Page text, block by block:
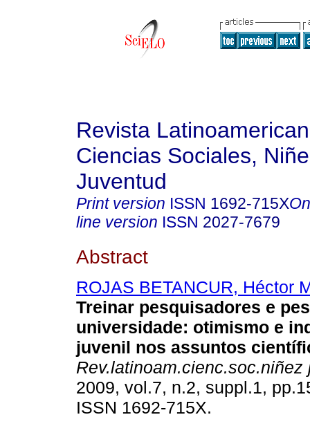
Revista
Ciencias Sociales,
Juventud
Print version ISSN 1692-715X
line version ISSN 2027-7679
Abstract
ROJAS BETANCUR, Héctor
Treinar pesquisadores e
universidade: otimismo e
juvenil nos assuntos
Rev.latinoam.cienc.soc.niñez
2009, vol.7, n.2, suppl.1,
ISSN 1692-715X.